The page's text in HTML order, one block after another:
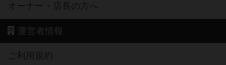
オーナー・店長の方へ
運営者情報
ご利用規約